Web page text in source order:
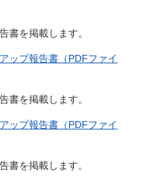
書を掲載します。
ップ報告書（PDFファイ
書を掲載します。
ップ報告書（PDFファイ
書を掲載します。